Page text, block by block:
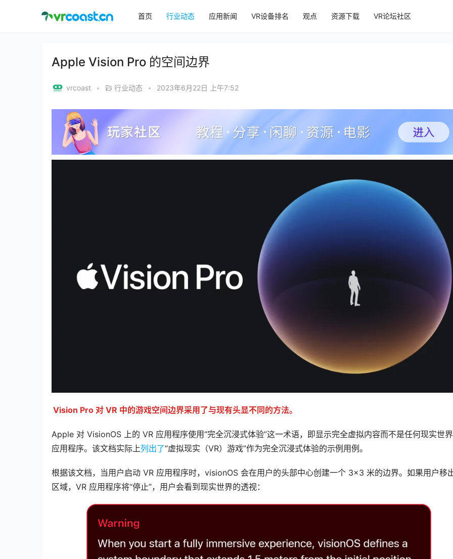
首页 行业动态 应用新闻 VR设备排名 观点 资源下载 VR论坛社区
Apple Vision Pro 的空间边界
vrcoast • 行业动态 • 2023年6月22日 上午7:52
Vision Pro 对 VR 中的游戏空间边界采用了与现有头显不同的方法。
Apple 对 VisionOS 上的 VR 应用程序使用“完全沉浸式体验”这一术语，即显示完全虚拟内容而不是任何现实世
应用程序。该文档实际上列出了“虚拟现实（VR）游戏”作为完全沉浸式体验的示例用例。
根据该文档，当用户启动 VR 应用程序时，visionOS 会在用户的头部中心创建一个 3×3 米的边界。如果用户移
区域，VR 应用程序将“停止”，用户会看到现实世界的透视：